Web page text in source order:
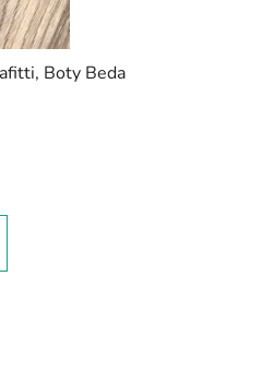
Boty Beda